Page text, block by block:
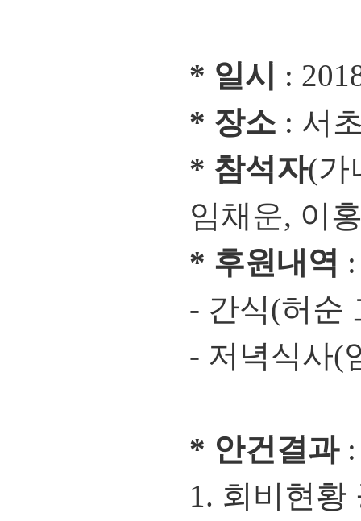
* 일시 :
* 장소 : 서
* 참석자(가
임채운, 이
* 후원내역 :
- 간식(허순
- 저녁식사(
* 안건결과:
1. 회비현황